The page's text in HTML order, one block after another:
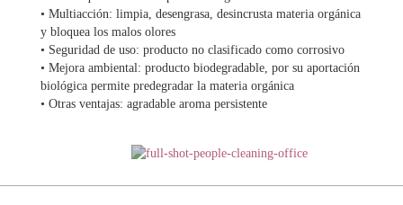
• Multiacción: limpia, desengrasa, desincrusta materia orgánica
y bloquea los malos olores
• Seguridad de uso: producto no clasificado como corrosivo
• Mejora ambiental: producto biodegradable, por su aportación
biológica permite predegradar la materia orgánica
• Otras ventajas: agradable aroma persistente